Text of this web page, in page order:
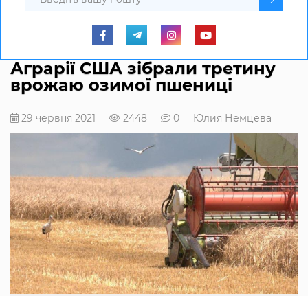
Аграрії США зібрали третину
врожаю озимої пшениці
29 червня 2021 2448 0 Юлия Немцева